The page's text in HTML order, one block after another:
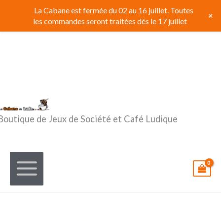
contenu
de Jeux de Société et Café Ludique
La Cabane est fermée du 02 au 16 juillet. Toutes
les commandes seront traitées dés le 17 juillet
+